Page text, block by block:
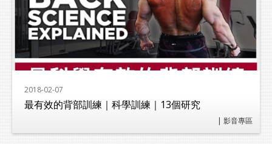
2018-02-07
最有效的背部訓練｜科學訓練｜13個研究
| 影音專區